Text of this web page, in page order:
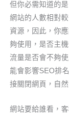
但你必需知道的
網站的人數相對
資源，因此，你
夠使用，是否主
流量是否會不夠
能會影響SEO排
接關閉網頁，自
網站要給誰看，